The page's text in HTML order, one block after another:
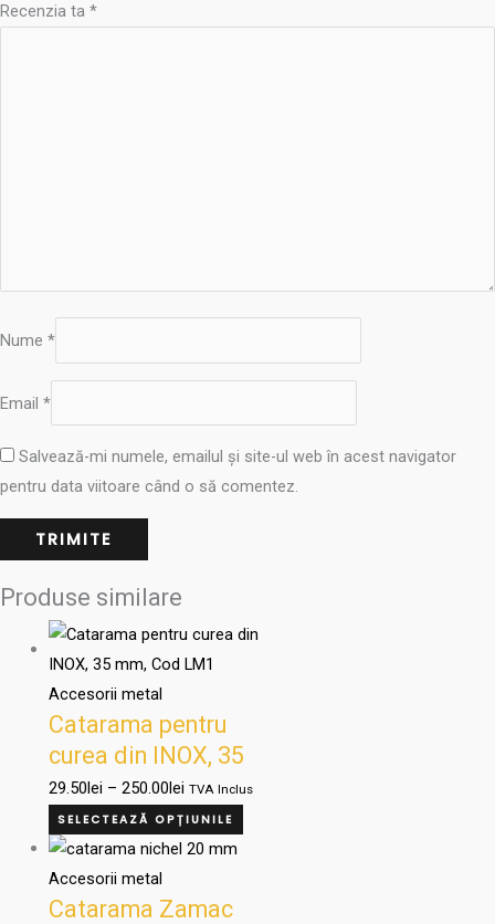
Recenzia ta *
Nume *
Email *
Salvează-mi numele, emailul și site-ul web în acest navigator
pentru data viitoare când o să comentez.
Produse similare
Accesorii metal
Catarama pentru
curea din INOX, 35
mm, Cod LM1
29.50lei – 250.00lei TVA Inclus
SELECTEAZĂ OPȚIUNILE
Accesorii metal
Catarama Zamac